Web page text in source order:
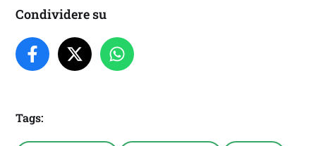
Condividere su
Tags: